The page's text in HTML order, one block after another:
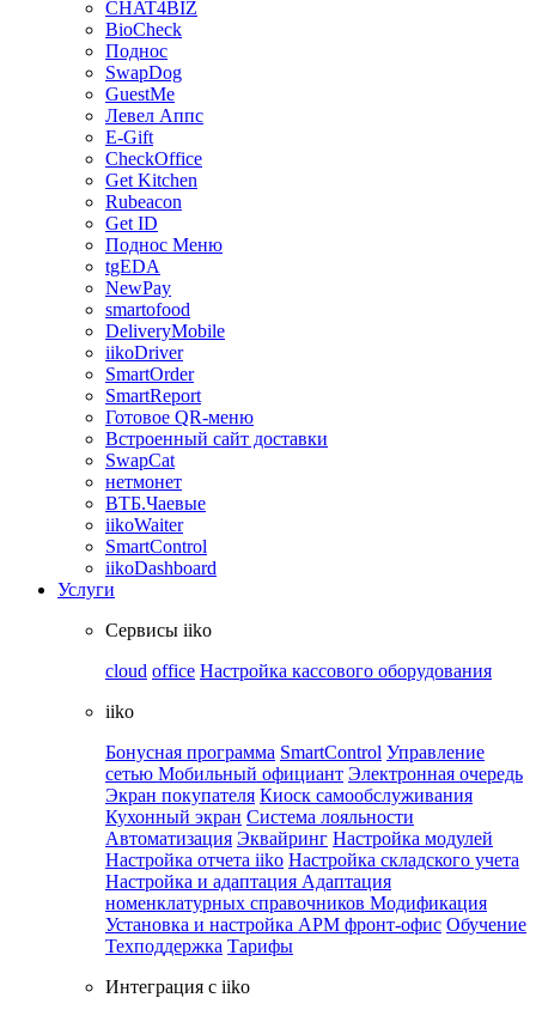
CHAT4BIZ
BioCheck
Поднос
SwapDog
GuestMe
Левел Аппс
E-Gift
CheckOffice
Get Kitchen
Rubeacon
Get ID
Поднос Меню
tgEDA
NewPay
smartofood
DeliveryMobile
iikoDriver
SmartOrder
SmartReport
Готовое QR-меню
Встроенный сайт доставки
SwapCat
нетмонет
ВТБ.Чаевые
iikoWaiter
SmartControl
iikoDashboard
Услуги
Сервисы iiko
cloud office Настройка кассового оборудования
iiko
Бонусная программа SmartControl Управление
сетью Мобильный официант Электронная очередь
Экран покупателя Киоск самообслуживания
Кухонный экран Система лояльности
Автоматизация Эквайринг Настройка модулей
Настройка отчета iiko Настройка складского учета
Настройка и адаптация Адаптация
номенклатурных справочников Модификация
Установка и настройка APM фронт-офис Обучение
Техподдержка Тарифы
Интеграция с iiko